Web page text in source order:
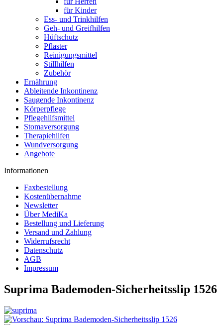
für Kinder
Ess- und Trinkhilfen
Geh- und Greifhilfen
Hüftschutz
Pflaster
Reinigungsmittel
Stillhilfen
Zubehör
Ernährung
Ableitende Inkontinenz
Saugende Inkontinenz
Körperpflege
Pflegehilfsmittel
Stomaversorgung
Therapiehilfen
Wundversorgung
Angebote
Informationen
Faxbestellung
Kostenübernahme
Newsletter
Über MediKa
Bestellung und Lieferung
Versand und Zahlung
Widerrufsrecht
Datenschutz
AGB
Impressum
Suprima Bademoden-Sicherheitsslip 1526